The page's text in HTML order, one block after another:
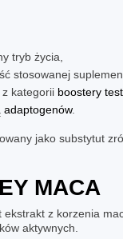
tryb życia,
stosowanej
kategorii boostery
adaptogenów.
jako substytut
MACA
ekstrakt z korzenia
aktywnych.